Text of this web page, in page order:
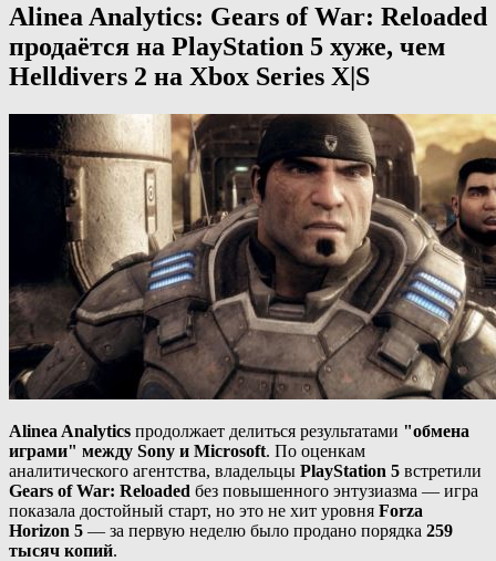
Alinea Analytics: Gears of War: Reloaded
продаётся на PlayStation 5 хуже, чем
Helldivers 2 на Xbox Series X|S
Alinea Analytics продолжает делиться результатами "обмена
играми" между Sony и Microsoft. По оценкам
аналитического агентства, владельцы PlayStation 5 встретили
Gears of War: Reloaded без повышенного энтузиазма — игра
показала достойный старт, но это не хит уровня Forza
Horizon 5 — за первую неделю было продано порядка 259
тысяч копий.